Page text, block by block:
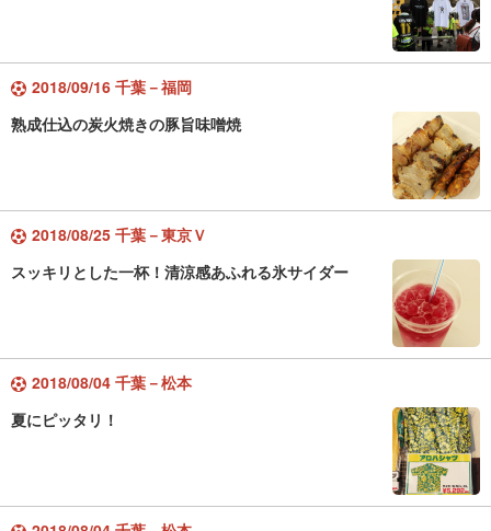
2018/09/16 千葉－福岡
熟成仕込の炭火焼きの豚旨味噌焼
2018/08/25 千葉－東京Ｖ
スッキリとした一杯！清涼感あふれる氷サイダー
2018/08/04 千葉－松本
夏にピッタリ！